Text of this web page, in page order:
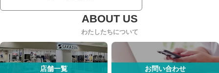
わたしたちについて
店舗一覧 お問い合わせ